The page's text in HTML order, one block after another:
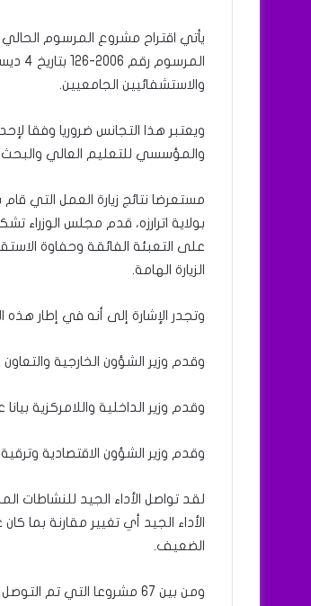
يأتي اقتراح مشروع المرسوم الحالي
والاستشفائيين الجامعيين.
ويعتبر هذا التجانس ضروريا وفقا
والمؤسسي للتعليم العالي والبحث
بولاية اترارزه، قدم مجلس الوزراء
على التعبئة الفائقة وحفاوة
الزيارة الهامة.
وتجدر الإشارة إلى أنه في إطار هذه
وقدم وزير الشؤون الخارجية
وقدم وزير الداخلية واللامركزية
وقدم وزير الشؤون الاقتصادية وترقية
لقد تواصل الأداء الجيد
الأداء الجيد أي تغيير مقارنة بما
الضعيف.